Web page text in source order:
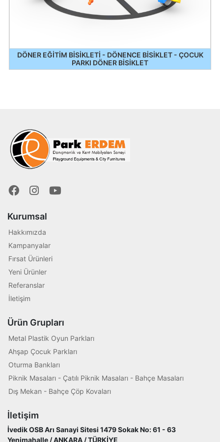
DÖNER EĞİTİM BİSİKLETİ - DÖNENCE BİSİKLET - ÇOCUK
PARKI DÖNER BİSİKLET
Kurumsal
Hakkımızda
Kampanyalar
Fırsat Ürünleri
Yeni Ürünler
Referanslar
İletişim
Ürün Grupları
Metal Plastik Oyun Parkları
Ahşap Çocuk Parkları
Oturma Bankları
Piknik Masaları - Çatılı Piknik Masaları - Bahçe Masaları
Dış Mekan - Bahçe Çöp Kovaları
İletişim
İvedik OSB Arı Sanayi Sitesi 1479 Sokak No: 61 - 63
Yenimahalle / ANKARA / TÜRKİYE